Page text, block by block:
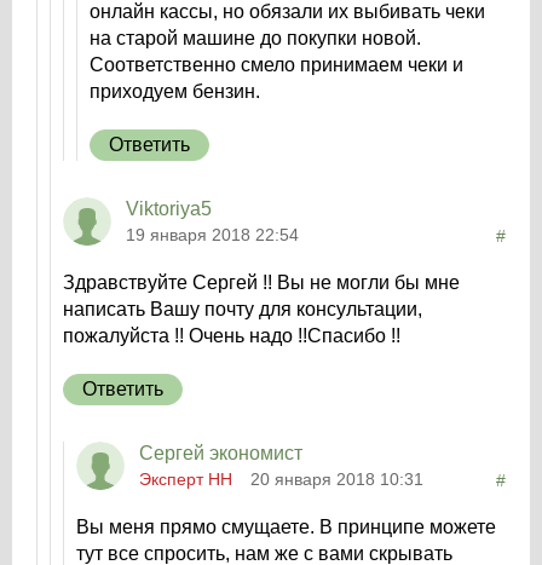
онлайн кассы, но обязали их выбивать чеки
на старой машине до покупки новой.
Соответственно смело принимаем чеки и
приходуем бензин.
Ответить
Viktoriya5
19 января 2018 22:54 #
Здравствуйте Сергей !! Вы не могли бы мне
написать Вашу почту для консультации,
пожалуйста !! Очень надо !!Спасибо !!
Ответить
Сергей экономист
Эксперт НН 20 января 2018 10:31 #
Вы меня прямо смущаете. В принципе можете
тут все спросить, нам же с вами скрывать